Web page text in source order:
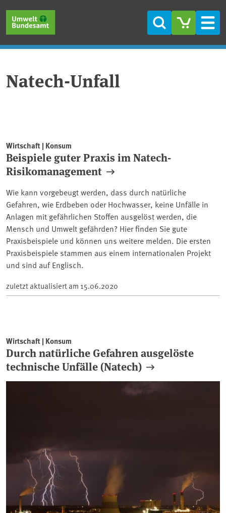
Suche
Natech-Unfall
Wirtschaft | Konsum
Beispiele guter Praxis im Natech-
Risikomanagement
Wie kann vorgebeugt werden, dass durch natürliche
Gefahren, wie Erdbeben oder Hochwasser, keine Unfälle in
Anlagen mit gefährlichen Stoffen ausgelöst werden, die
Mensch und Umwelt gefährden? Hier finden Sie gute
Praxisbeispiele und können uns weitere melden. Die ersten
Praxisbeispiele stammen aus einem internationalen Projekt
und sind auf Englisch.
zuletzt aktualisiert am 15.06.2020
Wirtschaft | Konsum
Durch natürliche Gefahren ausgelöste
technische Unfälle (Natech)